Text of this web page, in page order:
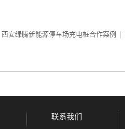
西安绿腾新能源停车场充电桩合作案例
联系我们